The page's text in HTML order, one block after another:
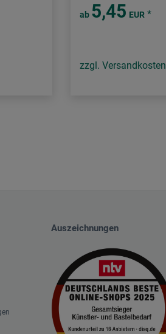
ab 5,45 EUR *
zzgl. Versandkosten
Auszeichnungen